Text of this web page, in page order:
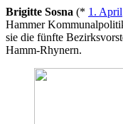
Brigitte Sosna (* 1. April
Hammer
sie die fünfte
Hamm-Rhynern.